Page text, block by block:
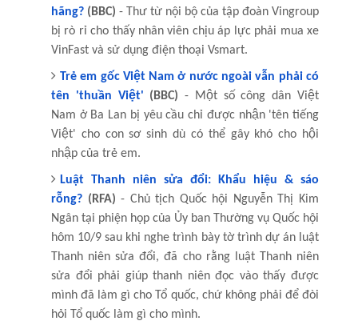
hãng?(BBC) - Thư từ nội bộ của tập đoàn Vingroup
bị rò rỉ cho thấy nhân viên chịu áp lực phải mua xe
VinFast và sử dụng điện thoại Vsmart.
Trẻ em gốc Việt Nam ở nước ngoài vẫn phải có
tên 'thuần Việt' (BBC) - Một số công dân Việt
Nam ở Ba Lan bị yêu cầu chỉ được nhận 'tên tiếng
Việt' cho con sơ sinh dù có thể gây khó cho hội
nhập của trẻ em.
Luật Thanh niên sửa đổi: Khẩu hiệu & sáo
rỗng?(RFA) - Chủ tịch Quốc hội Nguyễn Thị Kim
Ngân tại phiện họp của Ủy ban Thường vụ Quốc hội
hôm 10/9 sau khi nghe trình bày tờ trình dự án luật
Thanh niên sửa đổi, đã cho rằng luật Thanh niên
sửa đổi phải giúp thanh niên đọc vào thấy được
mình đã làm gì cho Tổ quốc, chứ không phải để đòi
hỏi Tổ quốc làm gì cho mình.